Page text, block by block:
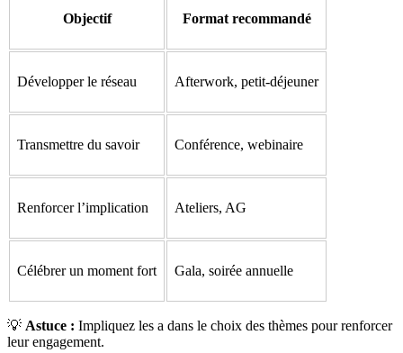
Objectif Format recommandé
Développer le réseau Afterwork, petit-déjeuner
Transmettre du savoir Conférence, webinaire
Renforcer l’implication Ateliers, AG
Célébrer un moment fort Gala, soirée annuelle
💡 Astuce : Impliquez les a dans le choix des thèmes pour renforcer
leur engagement.